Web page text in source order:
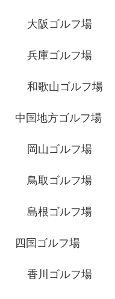
大阪ゴルフ場
兵庫ゴルフ場
和歌山ゴルフ場
中国地方ゴルフ場
岡山ゴルフ場
鳥取ゴルフ場
島根ゴルフ場
四国ゴルフ場
香川ゴルフ場